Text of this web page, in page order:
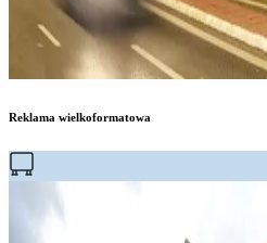
Reklama wielkoformatowa